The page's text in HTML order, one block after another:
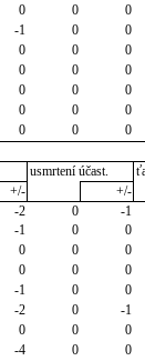
0 0 0
-1 0 0
0 0 0
0 0 0
0 0 0
0 0 0
0 0 0
usmrtení účast.
+/-
+/-
-2 0 -1
-1 0 0
0 0 0
0 0 0
-1 0 0
-2 0 -1
0 0 0
-4 0 0